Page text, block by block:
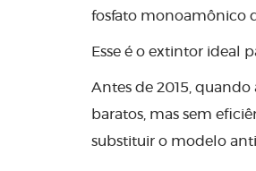
fosfato monoamônico
Esse é o extintor ideal
Antes de 2015,
baratos, mas sem
substituir o modelo